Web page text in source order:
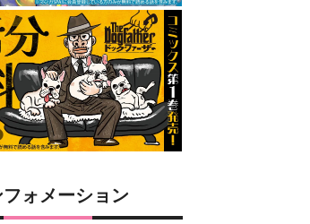
フォメーション